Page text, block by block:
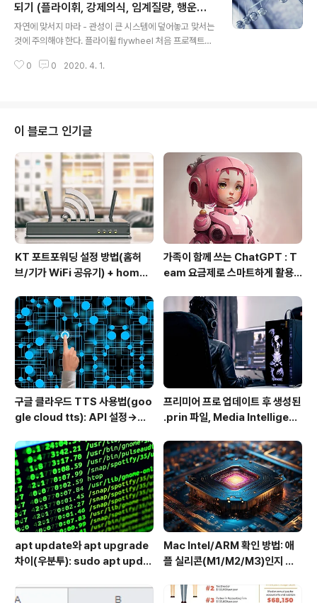
제로 버거운 것이다. 혼란이 생기는 이유는 '나는 눈에 보이
는 그대로를 말할 뿐'이라고 생각하기 때문이다. 하지만 사
실은 거꾸로다. 실제로는 당신은 자기 대화를 거쳐 인생 경
험을 창조하고, 그런 다음 거기에 맞춰서 행동한다. 언제나
그랬다. 당신이 상대하고 있는 것은 결단코 '있는 그대로'의
되기 (플라이휘, 강제의식, 임계질량, 행운의
표면적)
자연에 맞서지 마라 - 관성이 큰 시스템에 덮어놓고 맞서는
것에 주의해야 한다. 플라이휠 flywheel 처음 프로젝트를
행이 좀 더 쉬워 보인다. 그리고 멀티태스킹을 하면 우리는
끊임없이 에너지를 낭비하게 된다. 입장 정립은 개인이나
조직을 변화시킬 활성화 에너지를 가져올 강력한 촉매, 즉
강제 의식(forcing function)으로 작용할 수 있다. 연쇄반
응 이용하기 이 아이디어나 기술의 임계질량은 무엇인가?
그것이 임계질량에 도달하려면 어떤 일이 일어나야 할까?
임계질량에..
0 0 2020. 4. 1.
이 블로그 인기글
KT 포트포워딩 설정 방법(홈허
브/기가 WiFi 공유기) + homeh
가족이 함께 쓰는 ChatGPT : T
eam 요금제로 스마트하게 활용
구글 클라우드 TTS 사용법(goo
gle cloud tts): API 설정→음
프리미어 프로 업데이트 후 생성된
.prin 파일, Media Intelligenc
apt update와 apt upgrade
차이(우분투): sudo apt updat
Mac Intel/ARM 확인 방법: 애
플 실리콘(M1/M2/M3)인지 인